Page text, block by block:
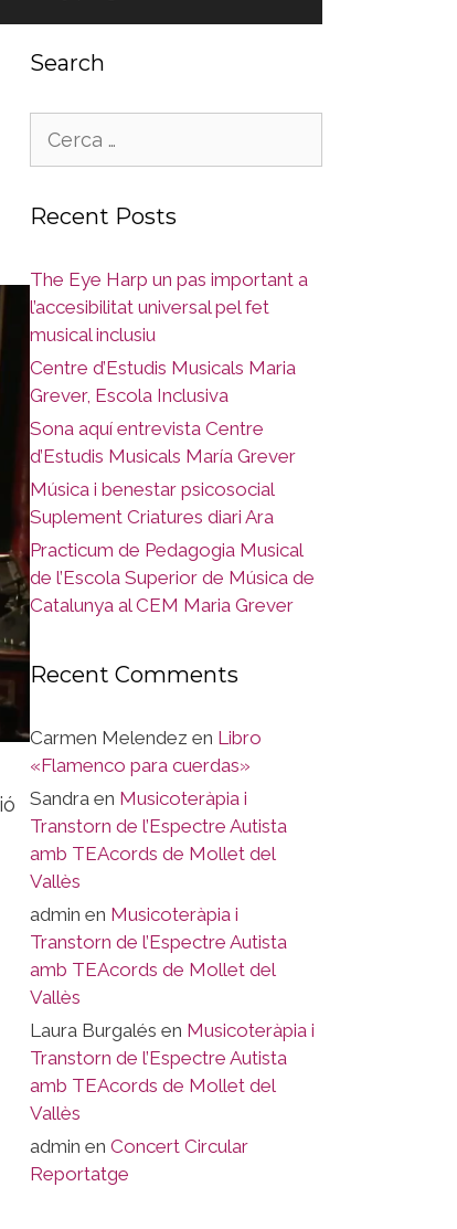
Search
Recent Posts
The Eye Harp un pas important a
l’accesibilitat universal pel fet
musical inclusiu
Centre d’Estudis Musicals Maria
Grever, Escola Inclusiva
Sona aquí entrevista Centre
d’Estudis Musicals María Grever
Música i benestar psicosocial
Suplement Criatures diari Ara
Practicum de Pedagogia Musical
de l’Escola Superior de Música de
Catalunya al CEM Maria Grever
Recent Comments
Carmen Melendez en Libro
«Flamenco para cuerdas»
Sandra en Musicoteràpia i
Transtorn de l’Espectre Autista
amb TEAcords de Mollet del
Vallès
admin en Musicoteràpia i
Transtorn de l’Espectre Autista
amb TEAcords de Mollet del
Vallès
Laura Burgalés en Musicoteràpia i
Transtorn de l’Espectre Autista
amb TEAcords de Mollet del
Vallès
admin en Concert Circular
Reportatge